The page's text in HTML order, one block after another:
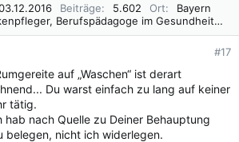
Beiträge 5.602 Ort
Bayern
Krankenpfleger, Berufspädagoge im Gesundheitswesen B. A.
#17
auf „Waschen“ ist derart
Du warst einfach zu lang auf keiner
tätig.
nach Quelle zu Deiner Behauptung
belegen, nicht ich widerlegen.